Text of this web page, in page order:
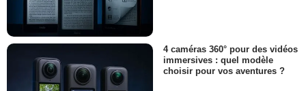
4 caméras 360° pour des vidéos
immersives : quel modèle
choisir pour vos aventures ?